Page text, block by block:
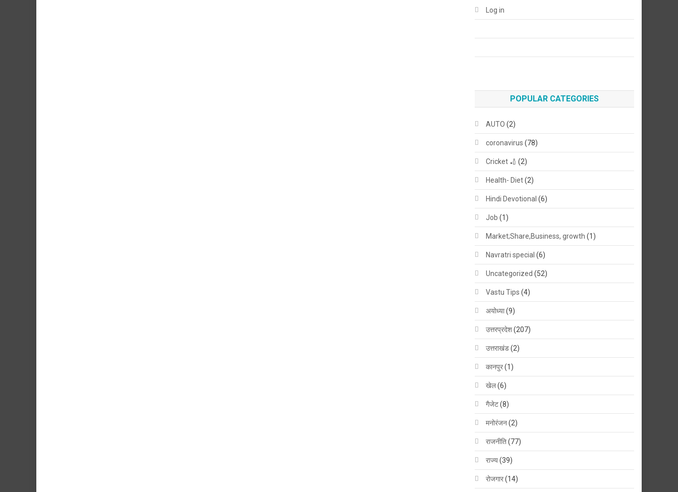
Log in
POPULAR CATEGORIES
AUTO (2)
coronavirus (78)
Cricket 🏏 (2)
Health- Diet(2)
Hindi Devotional (6)
Job (1)
Market;Share,Business, growth (1)
Navratri special (6)
Uncategorized (52)
Vastu Tips (4)
अयोध्या(9)
उत्तरप्रदेश(207)
उत्तराखंड(2)
कानपुर(1)
खेल(6)
गैजेट(8)
मनोरंजन(2)
राजनीति(77)
राज्य(39)
रोजगार(14)